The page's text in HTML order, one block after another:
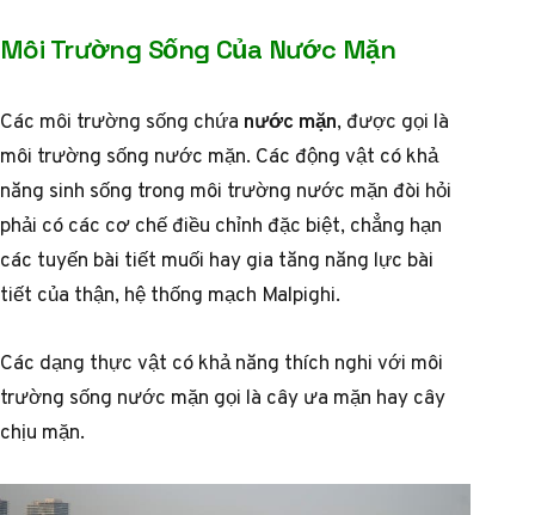
Môi Trường Sống Của Nước Mặn
Các môi trường sống chứa nước mặn, được gọi là
môi trường sống nước mặn. Các động vật có khả
năng sinh sống trong môi trường nước mặn đòi hỏi
phải có các cơ chế điều chỉnh đặc biệt, chẳng hạn
các tuyến bài tiết muối hay gia tăng năng lực bài
tiết của thận, hệ thống mạch Malpighi.
Các dạng thực vật có khả năng thích nghi với môi
trường sống nước mặn gọi là cây ưa mặn hay cây
chịu mặn.